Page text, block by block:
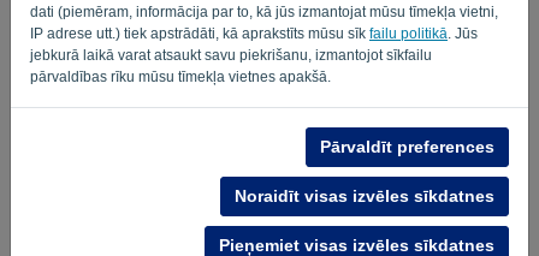
dati (piemēram, informācija par to, kā jūs izmantojat mūsu tīmekļa vietni,
IP adrese utt.) tiek apstrādāti, kā aprakstīts mūsu sīk failu politikā . Jūs
jebkurā laikā varat atsaukt savu piekrišanu, izmantojot sīkfailu
pārvaldības rīku mūsu tīmekļa vietnes apakšā.
Pārvaldīt preferences
Noraidīt visas izvēles sīkdatnes
Pieņemiet visas izvēles sīkdatnes
Atgādināt
PIERAKSTĪTIES